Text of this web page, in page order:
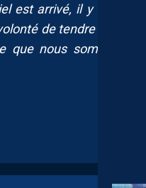
est arrivé, il y a eu
de tendre vers
que nous sommes